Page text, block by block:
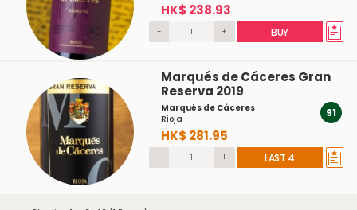
HK$ 238.93
- + BUY
Marqués de Cáceres Gran
Reserva 2019
Marqués de Cáceres
Rioja
HK$ 281.95
91
- + LAST 4